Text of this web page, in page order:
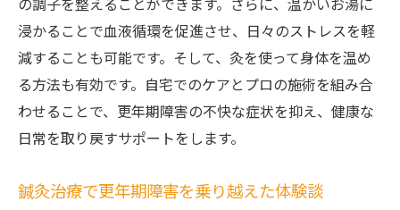
の調子を整えることができます。さらに、温かいお湯に
浸かることで血液循環を促進させ、日々のストレスを軽
減することも可能です。そして、灸を使って身体を温め
る方法も有効です。自宅でのケアとプロの施術を組み合
わせることで、更年期障害の不快な症状を抑え、健康な
日常を取り戻すサポートをします。
鍼灸治療で更年期障害を乗り越えた体験談